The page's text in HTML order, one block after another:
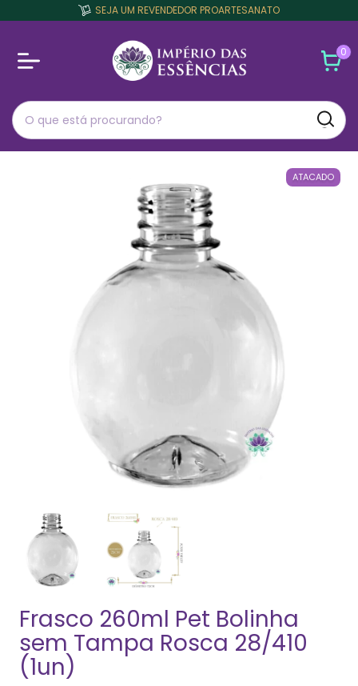
SEJA UM REVENDEDOR PROARTESANATO
0
ATACADO
Frasco 260ml Pet Bolinha
sem Tampa Rosca 28/410
(1un)